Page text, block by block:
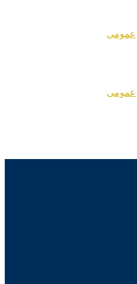
عمومی
عمومی